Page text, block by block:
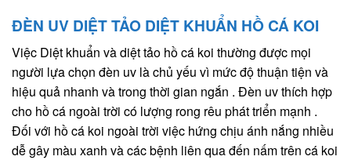
ĐÈN UV DIỆT TẢO DIỆT KHUẨN HỒ CÁ KOI
Việc Diệt khuẩn và diệt tảo hồ cá koi thường được mọi
người lựa chọn đèn uv là chủ yếu vì mức độ thuận tiện và
hiệu quả nhanh và trong thời gian ngắn . Đèn uv thích hợp
cho hồ cá ngoài trời có lượng rong rêu phát triển mạnh .
Đối với hồ cá koi ngoài trời việc hứng chịu ánh nắng nhiều
dễ gây màu xanh và các bệnh liên qua đến nấm trên cá koi